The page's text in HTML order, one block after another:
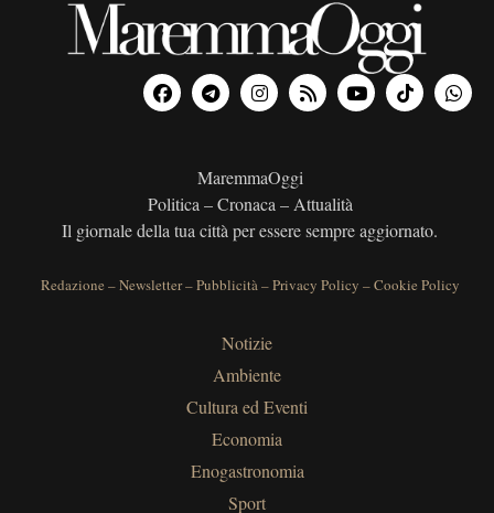
MaremmaOggi
Politica – Cronaca – Attualità
Il giornale della tua città per essere sempre aggiornato.
Redazione –Newsletter–Pubblicità–Privacy Policy –Cookie Policy
Notizie
Ambiente
Cultura ed Eventi
Economia
Enogastronomia
Sport